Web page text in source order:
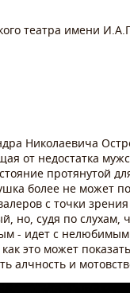
театра имени
Николаевича
от недостатка
протянутой
более не может
с точки
судя по слухам,
идет с нелюбимым
это может
алчность и